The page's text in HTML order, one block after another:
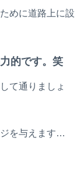
めに道路上に設
的です。笑
て通りましょ
を与えます…